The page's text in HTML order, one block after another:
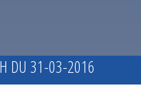
DU 31-03-2016